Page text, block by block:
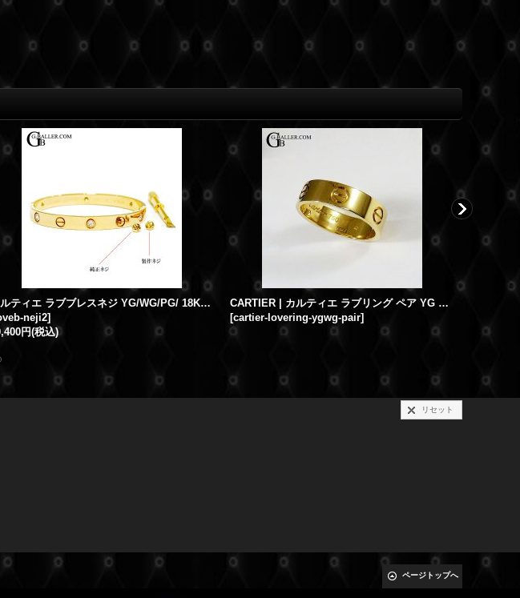
カルティエ ラブブレスネジ YG/WG/PG/ 18Kでお作り致します!!
neji2]
円(税込)
CARTIER | カルティエ ラブリング ペア YG WG 中古 美品
[cartier-lovering-ygwg-pair]
リセット
ページトップへ